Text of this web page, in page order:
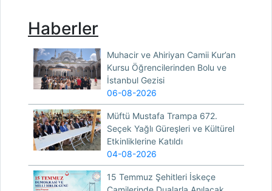
Haberler
Muhacir ve Ahiriyan Camii Kur’an
Kursu Öğrencilerinden Bolu ve
İstanbul Gezisi
06-08-2026
Müftü Mustafa Trampa 672.
Seçek Yağlı Güreşleri ve Kültürel
Etkinliklerine Katıldı
04-08-2026
15 Temmuz Şehitleri İskeçe